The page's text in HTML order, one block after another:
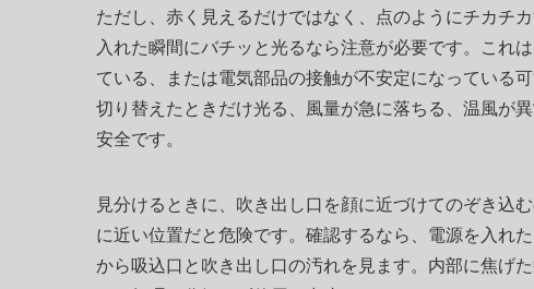
ただし、赤く見えるだけではなく、点のようにチカチ
入れた瞬間にバチッと光るなら注意が必要です。これ
ている、または電気部品の接触が不安定になっている
切り替えたときだけ光る、風量が急に落ちる、温風が
安全です。
見分けるときに、吹き出し口を顔に近づけてのぞき込
に近い位置だと危険です。確認するなら、電源を入れ
から吸込口と吹き出し口の汚れを見ます。内部に焦げ